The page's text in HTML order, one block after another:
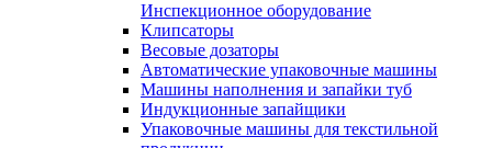
Инспекционное оборудование
Клипсаторы
Весовые дозаторы
Автоматические упаковочные машины
Машины наполнения и запайки туб
Индукционные запайщики
Упаковочные машины для текстильной